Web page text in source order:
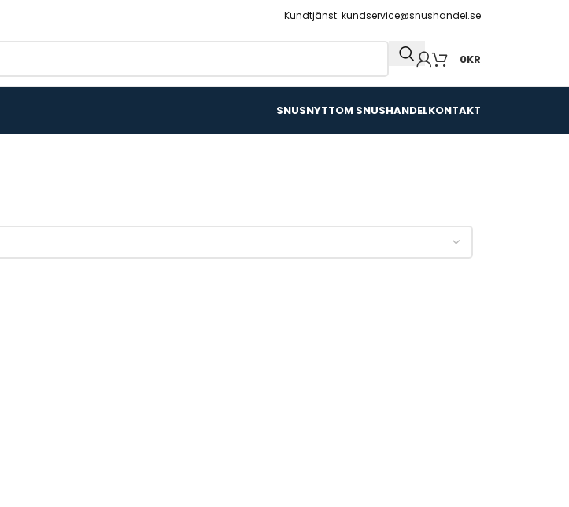
Kundtjänst: kundservice@snushandel.se
0KR
SNUSNYTTOM SNUSHANDELKONTAKT